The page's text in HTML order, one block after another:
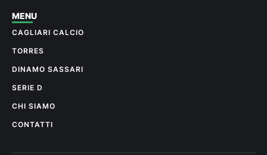
MENU
CAGLIARI CALCIO
TORRES
DINAMO SASSARI
SERIE D
CHI SIAMO
CONTATTI